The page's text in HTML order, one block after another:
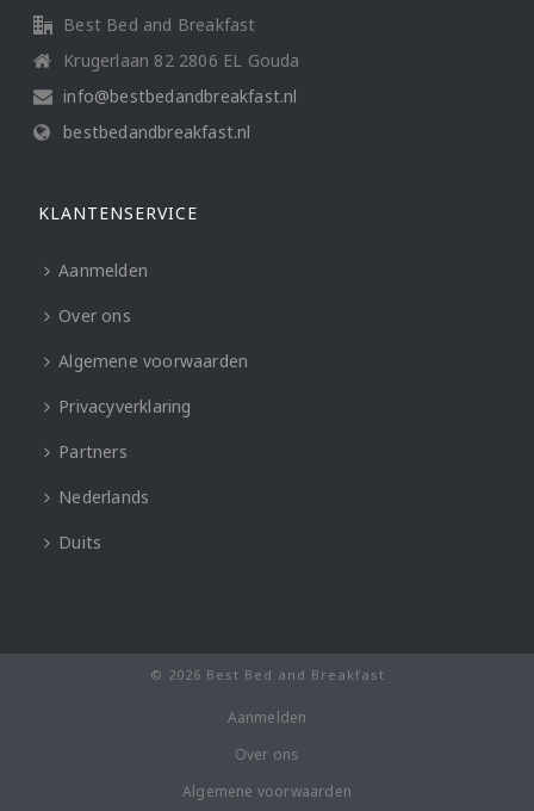
Best Bed and Breakfast
Krugerlaan 82 2806 EL Gouda
info@bestbedandbreakfast.nl
bestbedandbreakfast.nl
KLANTENSERVICE
Aanmelden
Over ons
Algemene voorwaarden
Privacyverklaring
Partners
Nederlands
Duits
© 2026 Best Bed and Breakfast
Aanmelden
Over ons
Algemene voorwaarden